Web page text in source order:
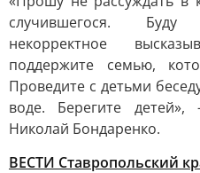
случившегося.
некорректное
поддержите семью,
Проведите с детьми
воде. Берегите
Николай Бондаренко.
ВЕСТИ Ставропольский